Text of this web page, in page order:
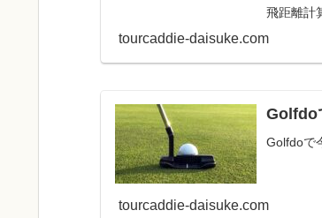
飛距離計
ますが、...
tourcaddie-daisuke.com
Golfdo
Golfdoで
tourcaddie-daisuke.com